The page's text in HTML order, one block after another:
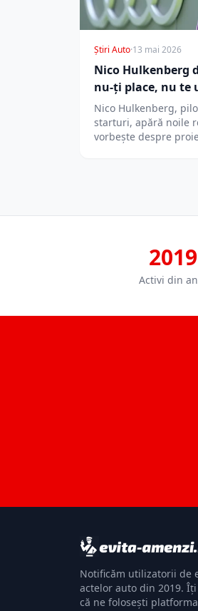
Știri Auto·13 mai 2026
Nico Hulkenberg
nu-ți place, nu te
Nico Hulkenberg,
starturi, apără noile
vorbește despre
2019
Activi din
Notificăm utilizatorii de
actelor auto din 2019.
că ne folosești